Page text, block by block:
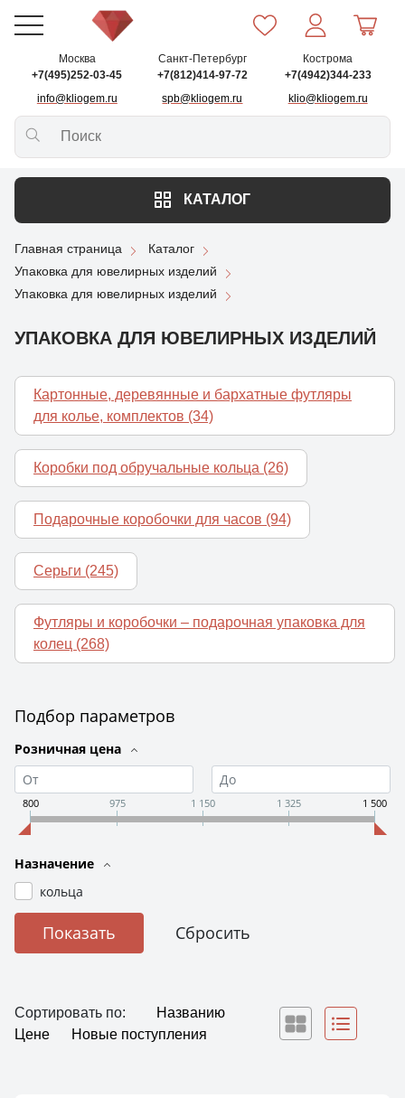
Москва
+7(495)252-03-45
info@kliogem.ru
Санкт-Петербург
+7(812)414-97-72
spb@kliogem.ru
Кострома
+7(4942)344-233
klio@kliogem.ru
КАТАЛОГ
Главная страница
Каталог
Упаковка для ювелирных изделий
Упаковка для ювелирных изделий
УПАКОВКА ДЛЯ ЮВЕЛИРНЫХ ИЗДЕЛИЙ
Картонные, деревянные и бархатные футляры
для колье, комплектов (34)
Коробки под обручальные кольца (26)
Подарочные коробочки для часов (94)
Серьги (245)
Футляры и коробочки – подарочная упаковка для
колец (268)
Подбор параметров
Розничная цена
800 975 1 150 1 325 1 500
Назначение
кольца
Сортировать по:
Названию
Цене
Новые поступления